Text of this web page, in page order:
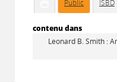
Public ISBD
contenu dans
Leonard B. Smith :